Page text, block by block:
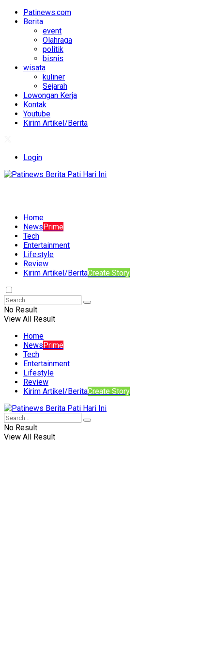
Patinews.com
Berita
event
Olahraga
politik
bisnis
wisata
kuliner
Sejarah
Lowongan Kerja
Kontak
Youtube
Kirim Artikel/Berita
Login
Home
NewsPrime
Tech
Entertainment
Lifestyle
Review
Kirim Artikel/BeritaCreate Story
No Result
View All Result
Home
NewsPrime
Tech
Entertainment
Lifestyle
Review
Kirim Artikel/BeritaCreate Story
No Result
View All Result